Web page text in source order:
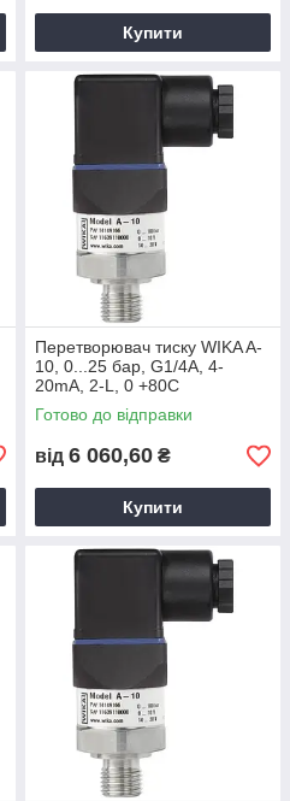
Купити
Перетворювач тиску WIKA A-
10, 0...25 бар, G1/4А, 4-
20mA, 2-L, 0 +80С
Готово до відправки
від 6 060,60 ₴
Купити